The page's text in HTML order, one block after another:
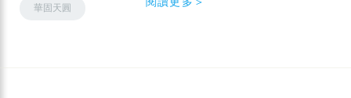
華固天圓